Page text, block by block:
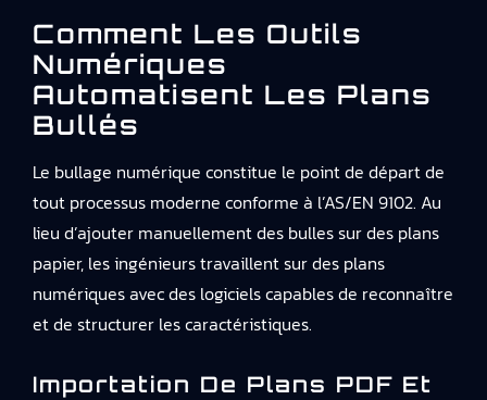
Comment Les Outils
Numériques
Automatisent Les Plans
Bullés
Le bullage numérique constitue le point de départ de
tout processus moderne conforme à l’AS/EN 9102. Au
lieu d’ajouter manuellement des bulles sur des plans
papier, les ingénieurs travaillent sur des plans
numériques avec des logiciels capables de reconnaître
et de structurer les caractéristiques.
Importation De Plans PDF Et